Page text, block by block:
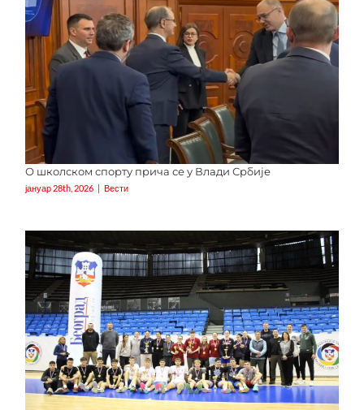
О школском спорту прича се у Влади Србије
јануар 28th, 2026 Вести